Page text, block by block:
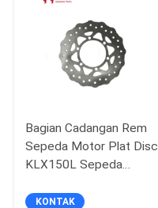
Bagian Cadangan Rem
Sepeda Motor Plat Disc
KLX150L Sepeda
KONTAK